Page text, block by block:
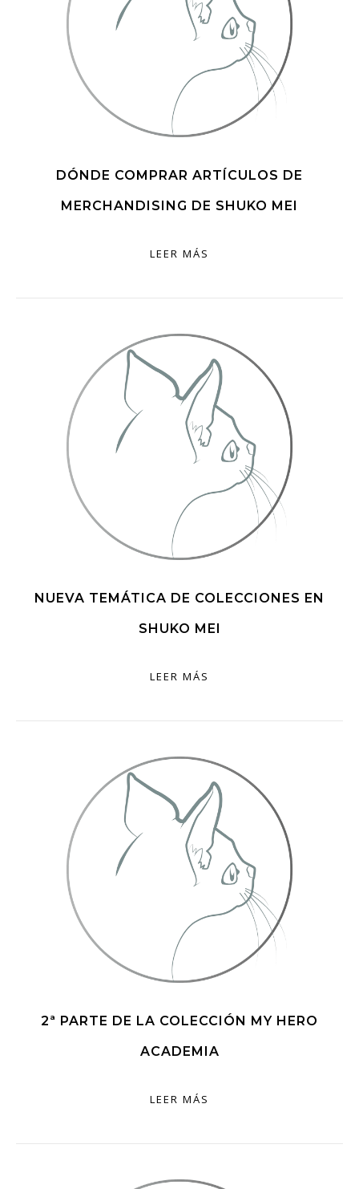
DÓNDE COMPRAR ARTÍCULOS DE
MERCHANDISING DE SHUKO MEI
LEER MÁS
NUEVA TEMÁTICA DE COLECCIONES EN
SHUKO MEI
LEER MÁS
2ª PARTE DE LA COLECCIÓN MY HERO
ACADEMIA
LEER MÁS